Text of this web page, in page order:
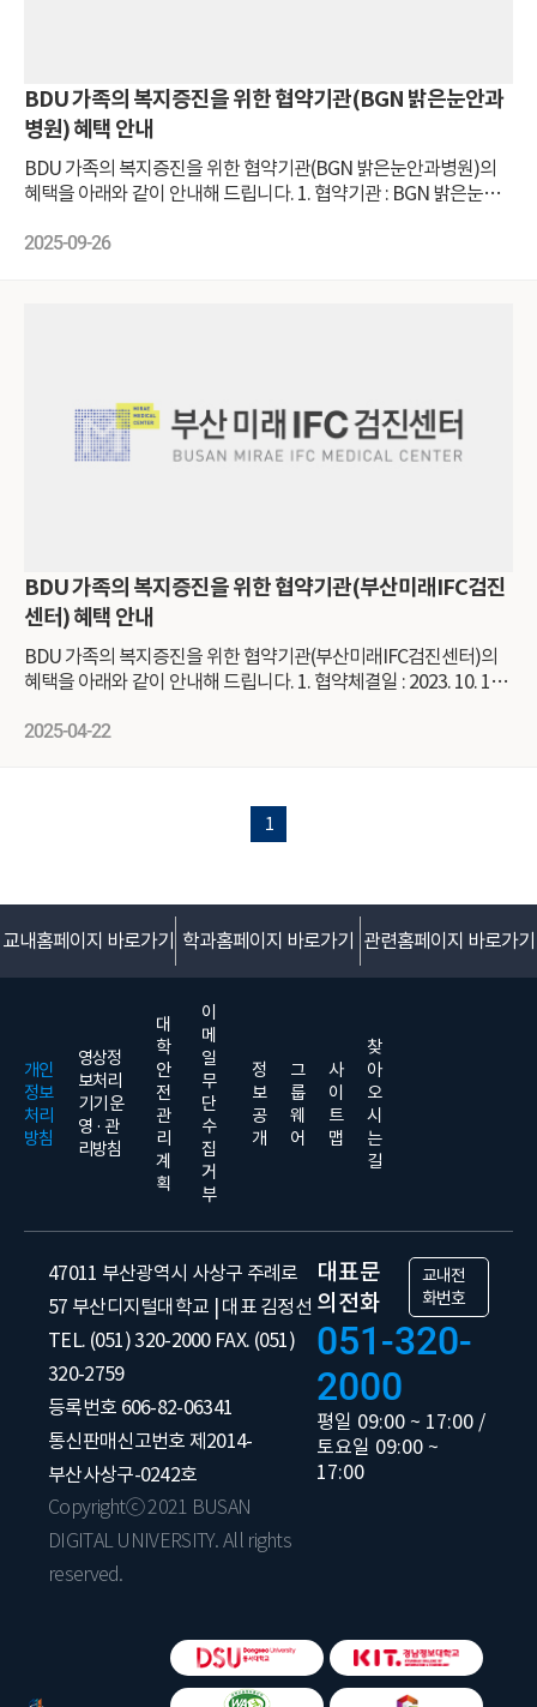
BDU 가족의 복지증진을 위한 협약기관(BGN 밝은눈안과
병원) 혜택 안내
BDU 가족의 복지증진을 위한 협약기관(BGN 밝은눈안과병원)의
혜택을 아래와 같이 안내해 드립니다. 1. 협약기관 : BGN 밝은눈안
출구) 잠실점 : 서울 송파구 올림픽로 300 롯데월드타워앤드 롯데월
2025-09-26
BDU 가족의 복지증진을 위한 협약기관(부산미래IFC검진
센터) 혜택 안내
BDU 가족의 복지증진을 위한 협약기관(부산미래IFC검진센터)의
혜택을 아래와 같이 안내해 드립니다. 1. 협약체결일 : 2023. 10. 19
로 국제금융단지 IFC몰 3~4층) 3. 혜택대상 본교 교직원(배우자 포
2025-04-22
1
교내홈페이지 바로가기 학과홈페이지 바로가기 관련홈페이지 바로가기
개인
정보
처리
방침
영상정
보처리
기기 운
영 · 관
리방침
대
학
안
전
관
리
계
획
이
메
일
무
단
수
집
거
부
정
보
공
개
그
룹
웨
어
사
이
트
맵
찾
아
오
시
는
길
47011 부산광역시 사상구 주례로
57 부산디지털대학교 | 대표 김정선
TEL. (051) 320-2000 FAX. (051)
320-2759
등록번호 606-82-06341
통신판매신고번호 제2014-
부산사상구-0242호
Copyrightⓒ 2021 BUSAN
DIGITAL UNIVERSITY. All rights
reserved.
대표문
의전화
교내전
화번호
051-320-
2000
평일 09:00 ~ 17:00 /
토요일 09:00 ~
17:00